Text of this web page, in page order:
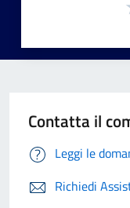
Contatta il
Leggi le
Richiedi